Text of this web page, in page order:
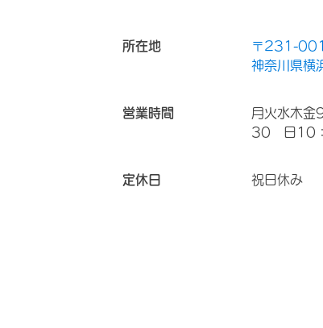
所在地
〒231-
神奈川県
営業時間
月火水木
30 日10
定休日 祝日休み